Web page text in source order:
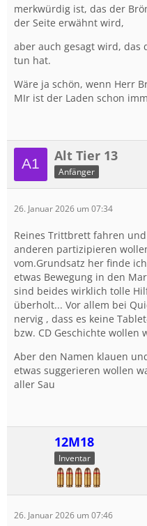
merkwürdig ist, das der
der Seite erwähnt wird,
aber auch gesagt wird, das
tun hat.
Wäre ja schön, wenn Herr
MIr ist der Laden schon
Alt Tier 13
Anfänger
26. Januar 2026 um 07:34
Reines Trittbrett fahren
anderen partizipieren
vom.Grundsatz her finde
etwas Bewegung in den
sind beides wirklich tolle
überholt... Vor allem bei
nervig , dass es keine
bzw. CD Geschichte
Aber den Namen klauen
etwas suggerieren wollen
aller Sau
12M18
Inventar
26. Januar 2026 um 07:46